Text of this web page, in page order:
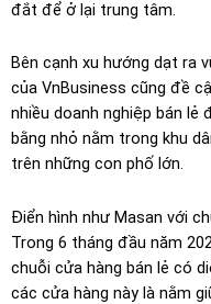
đắt để ở lại trung tâm.
Bên cạnh xu hướng dạt ra
của VnBusiness cũng đề
nhiều doanh nghiệp bán
bằng nhỏ nằm trong khu
trên những con phố lớn.
Điển hình như Masan với
Trong 6 tháng đầu năm
chuỗi cửa hàng bán lẻ có
các cửa hàng này là nằm